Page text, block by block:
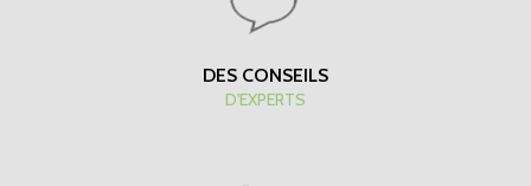
DES CONSEILS
D'EXPERTS